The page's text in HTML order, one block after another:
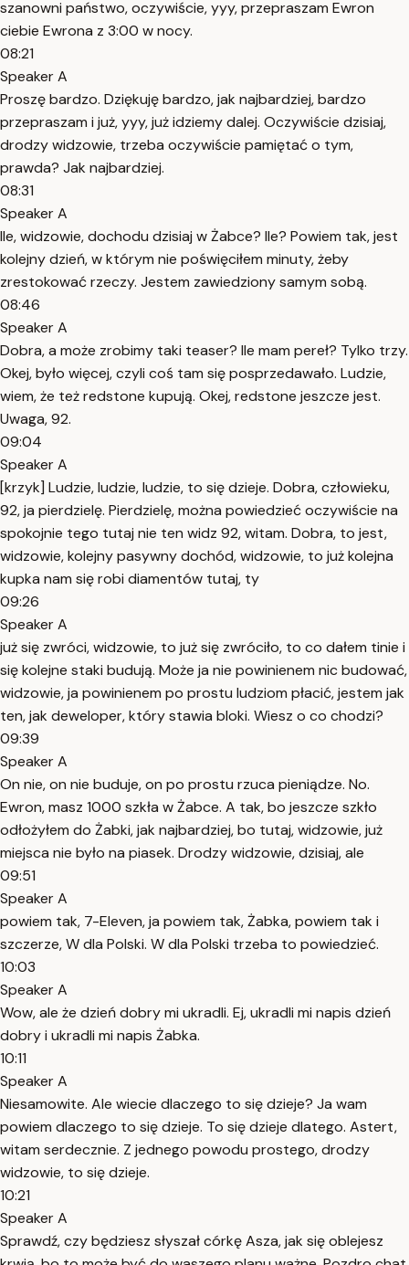
szanowni państwo, oczywiście, yyy, przepraszam Ewron
ciebie Ewrona z 3:00 w nocy.
08:21
Speaker A
Proszę bardzo. Dziękuję bardzo, jak najbardziej, bardzo
przepraszam i już, yyy, już idziemy dalej. Oczywiście dzisiaj,
drodzy widzowie, trzeba oczywiście pamiętać o tym,
prawda? Jak najbardziej.
08:31
Speaker A
Ile, widzowie, dochodu dzisiaj w Żabce? Ile? Powiem tak, jest
kolejny dzień, w którym nie poświęciłem minuty, żeby
zrestokować rzeczy. Jestem zawiedziony samym sobą.
08:46
Speaker A
Dobra, a może zrobimy taki teaser? Ile mam pereł? Tylko trzy.
Okej, było więcej, czyli coś tam się posprzedawało. Ludzie,
wiem, że też redstone kupują. Okej, redstone jeszcze jest.
Uwaga, 92.
09:04
Speaker A
[krzyk] Ludzie, ludzie, ludzie, to się dzieje. Dobra, człowieku,
92, ja pierdzielę. Pierdzielę, można powiedzieć oczywiście na
spokojnie tego tutaj nie ten widz 92, witam. Dobra, to jest,
widzowie, kolejny pasywny dochód, widzowie, to już kolejna
kupka nam się robi diamentów tutaj, ty
09:26
Speaker A
już się zwróci, widzowie, to już się zwróciło, to co dałem tinie i
się kolejne staki budują. Może ja nie powinienem nic budować,
widzowie, ja powinienem po prostu ludziom płacić, jestem jak
ten, jak deweloper, który stawia bloki. Wiesz o co chodzi?
09:39
Speaker A
On nie, on nie buduje, on po prostu rzuca pieniądze. No.
Ewron, masz 1000 szkła w Żabce. A tak, bo jeszcze szkło
odłożyłem do Żabki, jak najbardziej, bo tutaj, widzowie, już
miejsca nie było na piasek. Drodzy widzowie, dzisiaj, ale
09:51
Speaker A
powiem tak, 7-Eleven, ja powiem tak, Żabka, powiem tak i
szczerze, W dla Polski. W dla Polski trzeba to powiedzieć.
10:03
Speaker A
Wow, ale że dzień dobry mi ukradli. Ej, ukradli mi napis dzień
dobry i ukradli mi napis Żabka.
10:11
Speaker A
Niesamowite. Ale wiecie dlaczego to się dzieje? Ja wam
powiem dlaczego to się dzieje. To się dzieje dlatego. Astert,
witam serdecznie. Z jednego powodu prostego, drodzy
widzowie, to się dzieje.
10:21
Speaker A
Sprawdź, czy będziesz słyszał córkę Asza, jak się oblejesz